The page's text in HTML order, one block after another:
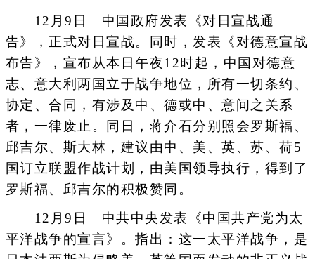
12月9日 中国政府发表《对日宣战通
告》，正式对日宣战。同时，发表《对德意宣战
布告》，宣布从本日午夜12时起，中国对德意
志、意大利两国立于战争地位，所有一切条约、
协定、合同，有涉及中、德或中、意间之关系
者，一律废止。同日，蒋介石分别照会罗斯福、
邱吉尔、斯大林，建议由中、美、英、苏、荷5
国订立联盟作战计划，由美国领导执行，得到了
罗斯福、邱吉尔的积极赞同。
12月9日 中共中央发表《中国共产党为太
平洋战争的宣言》。指出：这一太平洋战争，是